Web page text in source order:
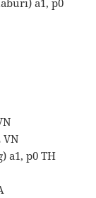
a1, p0
VN
a1, p0 TH